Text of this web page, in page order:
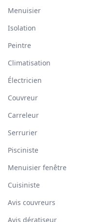
Menuisier
Isolation
Peintre
Climatisation
Électricien
Couvreur
Carreleur
Serrurier
Pisciniste
Menuisier fenêtre
Cuisiniste
Avis couvreurs
Avis dératiseur